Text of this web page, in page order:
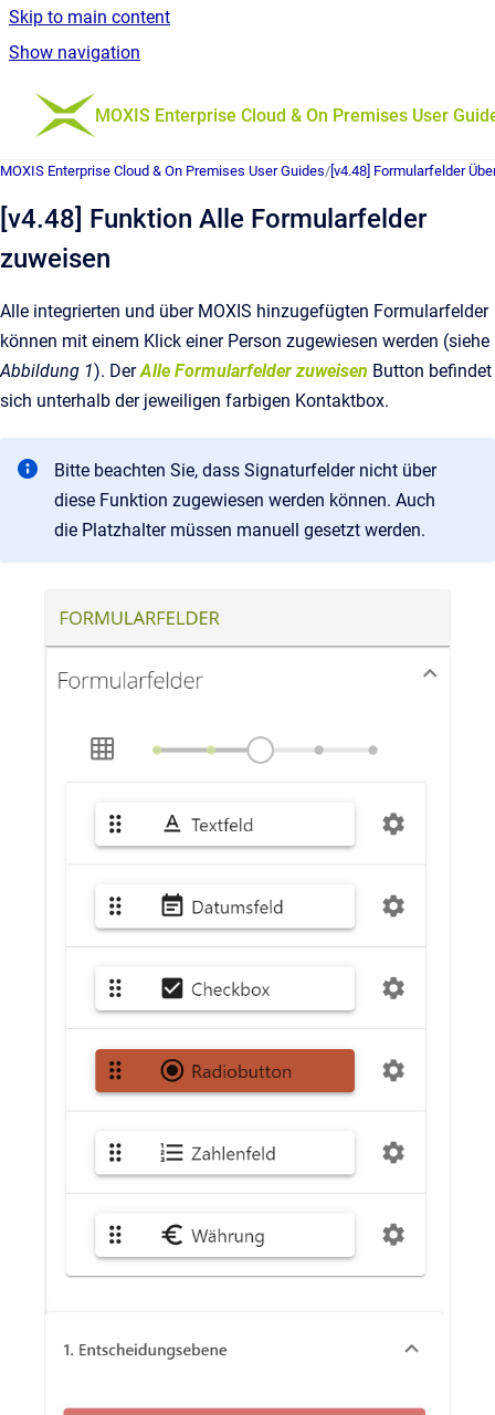
Skip to main content
Show navigation
Go to homepage
MOXIS Enterprise Cloud & On Premises User
MOXIS Enterprise Cloud & On Premises User Guides/ [v4.48] Formularfelder
[v4.48] Funktion Alle Formularfelder
zuweisen
Alle integrierten und über MOXIS hinzugefügten Formularfelder
können mit einem Klick einer Person zugewiesen werden (siehe
Abbildung 1). DerAlle Formularfelder zuweisen Button befindet
sich unterhalb der jeweiligen farbigen Kontaktbox.
Bitte beachten Sie, dass Signaturfelder nicht über
diese Funktion zugewiesen werden können. Auch
die Platzhalter müssen manuell gesetzt werden.